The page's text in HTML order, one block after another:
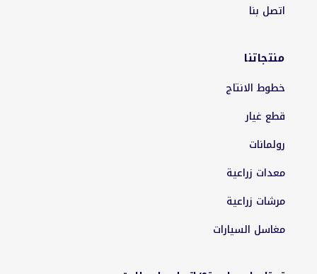
اتصل بنا
منتجاتنا
خطوط الانتاج
قطع غيار
رولمانات
معدات زراعية
مرشات زراعية
مغاسل السيارات